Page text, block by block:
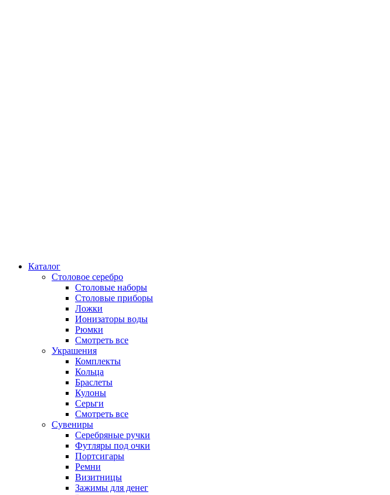
Каталог
Столовое серебро
Столовые наборы
Столовые приборы
Ложки
Ионизаторы воды
Рюмки
Смотреть все
Украшения
Комплекты
Кольца
Браслеты
Кулоны
Серьги
Смотреть все
Сувениры
Серебряные ручки
Футляры под очки
Портсигары
Ремни
Визитницы
Зажимы для денег